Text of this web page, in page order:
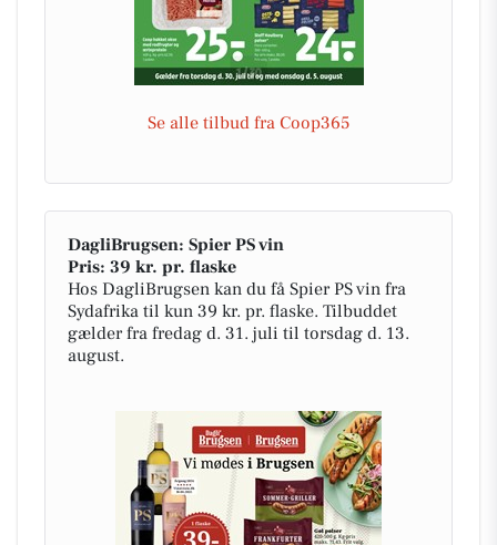
Se alle tilbud fra Coop365
DagliBrugsen: Spier PS vin
Pris: 39 kr. pr. flaske
Hos DagliBrugsen kan du få Spier PS vin fra
Sydafrika til kun 39 kr. pr. flaske. Tilbuddet
gælder fra fredag d. 31. juli til torsdag d. 13.
august.